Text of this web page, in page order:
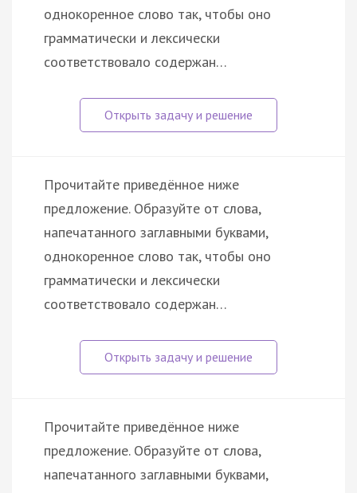
однокоренное слово так, чтобы оно
грамматически и лексически
соответствовало содержан…
Прочитайте приведённое ниже
предложение. Образуйте от слова,
напечатанного заглавными буквами,
однокоренное слово так, чтобы оно
грамматически и лексически
соответствовало содержан…
Прочитайте приведённое ниже
предложение. Образуйте от слова,
напечатанного заглавными буквами,